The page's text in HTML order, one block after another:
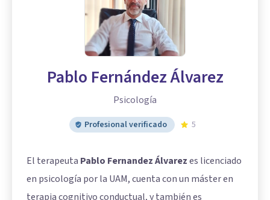
Pablo Fernández Álvarez
Psicología
Profesional verificado 5
El terapeuta Pablo Fernandez Álvarezes licenciado
en psicología por la UAM, cuenta con un máster en
terapia cognitivo conductual, y también es